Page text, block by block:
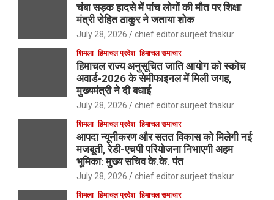
चंबा सड़क हादसे में पांच लोगों की मौत पर शिक्षा
मंत्री रोहित ठाकुर ने जताया शोक
July 28, 2026 chief editor surjeet thakur
शिमला हिमाचल प्रदेश हिमाचल समाचार
हिमाचल राज्य अनुसूचित जाति आयोग को स्कोच
अवार्ड-2026 के सेमीफाइनल में मिली जगह,
मुख्यमंत्री ने दी बधाई
July 28, 2026 chief editor surjeet thakur
शिमला हिमाचल प्रदेश हिमाचल समाचार
आपदा न्यूनीकरण और सतत विकास को मिलेगी नई
मजबूती, रेडी-एचपी परियोजना निभाएगी अहम
भूमिका: मुख्य सचिव के.के. पंत
July 28, 2026 chief editor surjeet thakur
शिमला हिमाचल प्रदेश हिमाचल समाचार